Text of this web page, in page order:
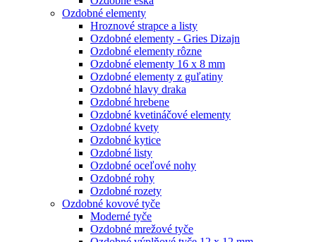
Ozdobné elementy
Hroznové strapce a listy
Ozdobné elementy - Gries Dizajn
Ozdobné elementy rôzne
Ozdobné elementy 16 x 8 mm
Ozdobné elementy z guľatiny
Ozdobné hlavy draka
Ozdobné hrebene
Ozdobné kvetináčové elementy
Ozdobné kvety
Ozdobné kytice
Ozdobné listy
Ozdobné oceľové nohy
Ozdobné rohy
Ozdobné rozety
Ozdobné kovové tyče
Moderné tyče
Ozdobné mrežové tyče